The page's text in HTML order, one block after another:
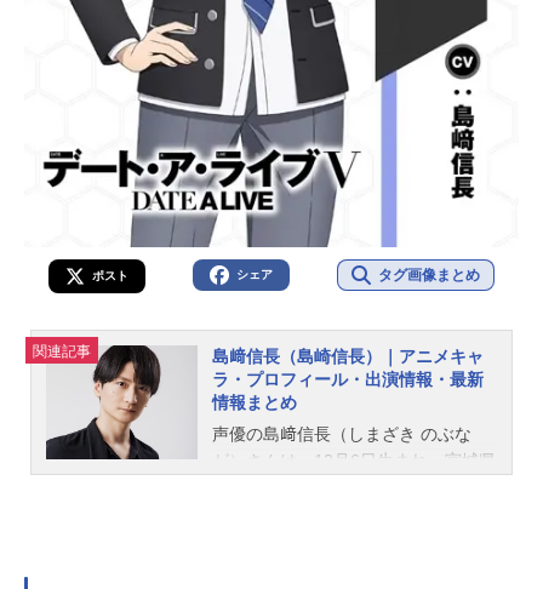
ポスト シェア タグ画像まとめ
関連記事
島﨑信長（島崎信長）｜アニメキャ
ラ・プロフィール・出演情報・最新
情報まとめ
声優の島﨑信長（しまざき のぶな
が）さんは、12月6日生まれ、宮城県